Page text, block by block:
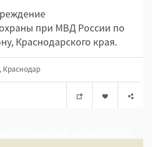
при МВД России по
Краснодарского края.
Краснодар